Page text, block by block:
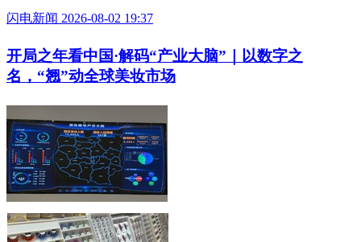
闪电新闻 2026-08-02 19:37
开局之年看中国·解码“产业大脑”｜以数字之
名，“翘”动全球美妆市场